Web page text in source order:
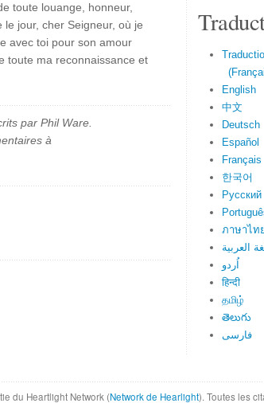
toute louange, honneur,
jour, cher Seigneur, où je
avec toi pour son amour
toute ma reconnaissance et
par Phil Ware.
à
English
中文
Deutsch
Español
Français
한국어
Русский
ภาษาไท
العربية
اُردو
हिन्दी
தமிழ்
తెలుగు
فارسی
du Heartlight Network (Network de Hearlight). Toutes les